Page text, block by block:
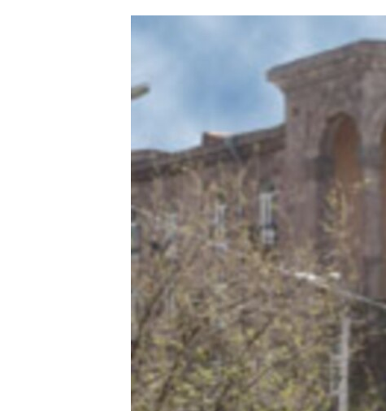
ՄԵԿՆԱԲԱՆՈՒԹՅՈՒՆ
ՁԳՏԵԼՈՎ ԼԱՎԱԳՈՒՅՆԻՆ